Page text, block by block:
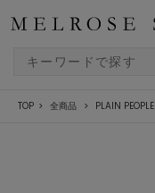
TOP 全商品 PLAIN PEOPLE